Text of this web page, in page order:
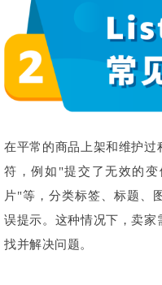
在平常的商品上架和维护
符，例如"提交了无效的
片"等，分类标签、标题、
误提示。这种情况下，卖
找并解决问题。